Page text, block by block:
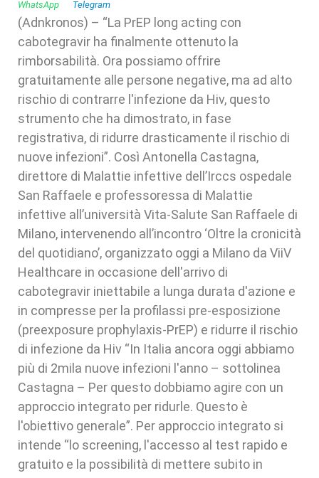
(Adnkronos) – “La PrEP long acting con
cabotegravir ha finalmente ottenuto la
rimborsabilità. Ora possiamo offrire
gratuitamente alle persone negative, ma ad alto
rischio di contrarre l'infezione da Hiv, questo
strumento che ha dimostrato, in fase
registrativa, di ridurre drasticamente il rischio di
nuove infezioni”. Così Antonella Castagna,
direttore di Malattie infettive dell’Irccs ospedale
San Raffaele e professoressa di Malattie
infettive all’università Vita-Salute San Raffaele di
Milano, intervenendo all’incontro ‘Oltre la cronicità
del quotidiano’, organizzato oggi a Milano da ViiV
Healthcare in occasione dell'arrivo di
cabotegravir iniettabile a lunga durata d'azione e
in compresse per la profilassi pre-esposizione
(preexposure prophylaxis-PrEP) e ridurre il rischio
di infezione da Hiv “In Italia ancora oggi abbiamo
più di 2mila nuove infezioni l'anno – sottolinea
Castagna – Per questo dobbiamo agire con un
approccio integrato per ridurle. Questo è
l'obiettivo generale”. Per approccio integrato si
intende “lo screening, l'accesso al test rapido e
gratuito e la possibilità di mettere subito in